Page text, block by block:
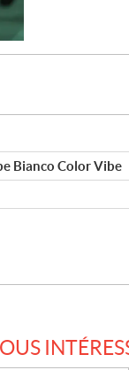
Bianco Color Vibe